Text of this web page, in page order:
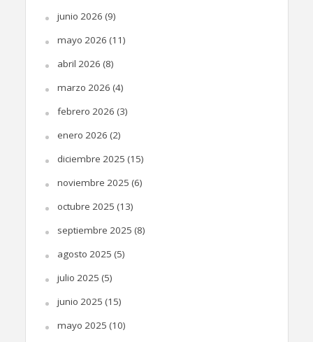
junio 2026 (9)
mayo 2026 (11)
abril 2026 (8)
marzo 2026 (4)
febrero 2026 (3)
enero 2026 (2)
diciembre 2025 (15)
noviembre 2025 (6)
octubre 2025 (13)
septiembre 2025 (8)
agosto 2025 (5)
julio 2025 (5)
junio 2025 (15)
mayo 2025 (10)